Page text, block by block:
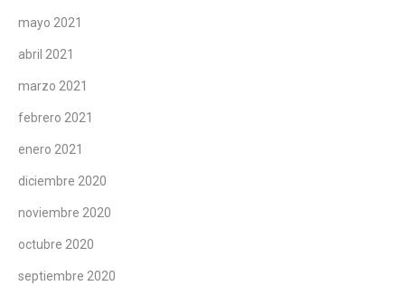
mayo 2021
abril 2021
marzo 2021
febrero 2021
enero 2021
diciembre 2020
noviembre 2020
octubre 2020
septiembre 2020